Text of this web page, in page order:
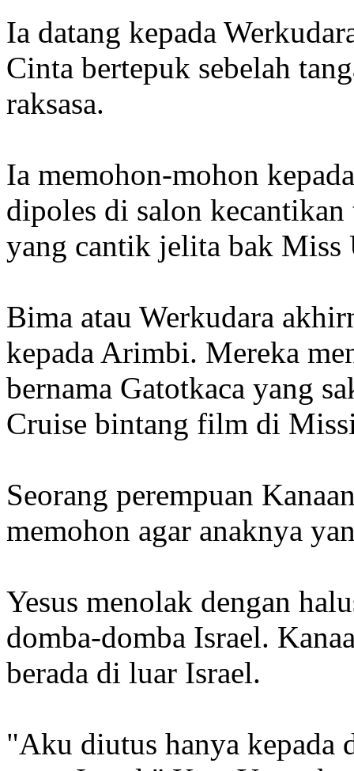
Ia datang kepada
Cinta bertepuk sebelah
raksasa.
Ia memohon-mohon
dipoles di salon
yang cantik jelita bak
Bima atau Werkudara
kepada Arimbi. Mereka
bernama Gatotkaca yang
Cruise bintang film di
Seorang perempuan
memohon agar anaknya
Yesus menolak dengan
domba-domba Israel.
berada di luar Israel.
"Aku diutus hanya kepada